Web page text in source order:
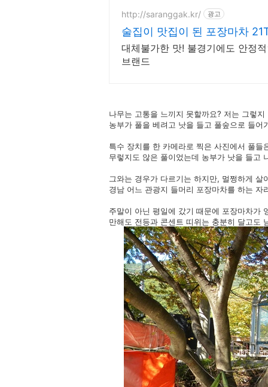
http://saranggak.kr/ 광고
술집이 맛집이 된 포장마차
대체불가한 맛! 불경기에도 안정
브랜드
나무는 고통을 느끼지 못할까요? 저는 그렇
농부가 풀을 베려고 낫을 들고 풀숲으로 들어
특수 장치를 한 카메라로 찍은 사진에서 풀
무렇지도 않은 풀이었는데 농부가 낫을 들고
그와는 경우가 다르기는 하지만, 멀쩡하게
경남 어느 관광지 들머리 포장마차를 하는 자
주말이 아닌 평일에 갔기 때문에 포장마차가
만해도 전등과 콘센트 띠위는 충분히 달고도